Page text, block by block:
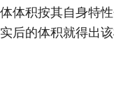
体体积按其自身特
实后的体积就得出